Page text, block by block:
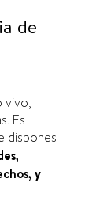
de
vivo,
Es
dispones
y